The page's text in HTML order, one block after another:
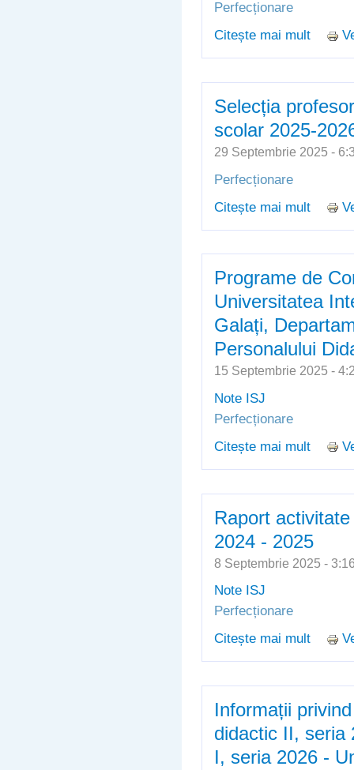
Perfecționare
Citește mai mult
- an
Selecția
scolar 2025-
29 Septembrie 2025 -
Perfecționare
Citește mai mult
Programe de
Universitatea
Galați,
Personalului
15 Septembrie 2025 -
Note ISJ
Perfecționare
Citește mai mult
Raport
2024 - 2025
8 Septembrie 2025 -
Note ISJ
Perfecționare
Citește mai mult
- 2025
Informații
didactic II, seria
I, seria 2026 -